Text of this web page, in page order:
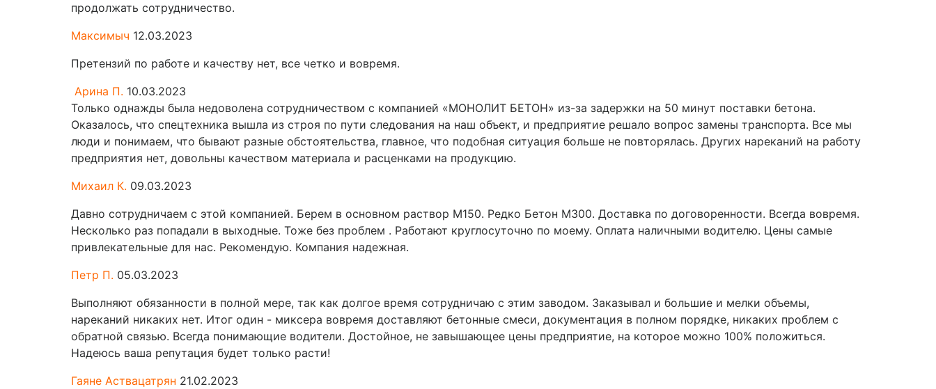
продолжать сотрудничество.
Максимыч 12.03.2023
Претензий по работе и качеству нет, все четко и вовремя.
Арина П. 10.03.2023
Только однажды была недоволена сотрудничеством с компанией «МОНОЛИТ БЕТОН» из-за задержки на 50 минут поставки бетона.
Оказалось, что спецтехника вышла из строя по пути следования на наш объект, и предприятие решало вопрос замены транспорта. Все мы
люди и понимаем, что бывают разные обстоятельства, главное, что подобная ситуация больше не повторялась. Других нареканий на работу
предприятия нет, довольны качеством материала и расценками на продукцию.
Михаил К. 09.03.2023
Давно сотрудничаем с этой компанией. Берем в основном раствор М150. Редко Бетон М300. Доставка по договоренности. Всегда вовремя.
Несколько раз попадали в выходные. Тоже без проблем . Работают круглосуточно по моему. Оплата наличными водителю. Цены самые
привлекательные для нас. Рекомендую. Компания надежная.
Петр П. 05.03.2023
Выполняют обязанности в полной мере, так как долгое время сотрудничаю с этим заводом. Заказывал и большие и мелки объемы,
нареканий никаких нет. Итог один - миксера вовремя доставляют бетонные смеси, документация в полном порядке, никаких проблем с
обратной связью. Всегда понимающие водители. Достойное, не завышающее цены предприятие, на которое можно 100% положиться.
Надеюсь ваша репутация будет только расти!
Гаяне Аствацатрян 21.02.2023